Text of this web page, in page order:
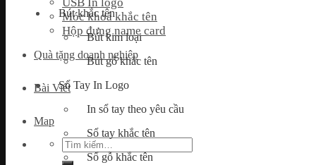
Móc khoá khắc tên
Hộp đựng name card
Quà tặng doanh nghiệp
Bài Viết
Map
Tìm
kiếm:
Bút khắc tên
Bút kim loại
Bút gỗ khắc tên
Sổ Tay In Logo
In sổ tay theo yêu cầu
Sổ tay khắc tên
Sổ gỗ khắc tên